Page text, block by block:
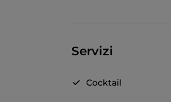
Servizi
Cocktail